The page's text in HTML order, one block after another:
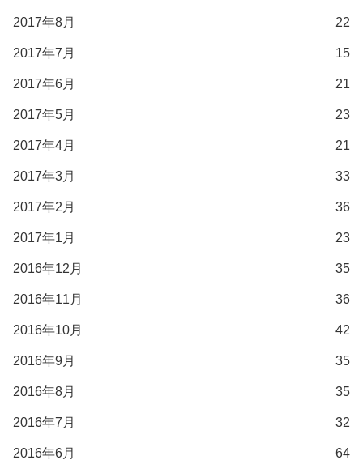
2017年8月 22
2017年7月 15
2017年6月 21
2017年5月 23
2017年4月 21
2017年3月 33
2017年2月 36
2017年1月 23
2016年12月 35
2016年11月 36
2016年10月 42
2016年9月 35
2016年8月 35
2016年7月 32
2016年6月 64